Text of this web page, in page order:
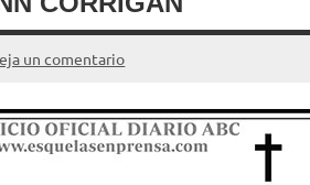
un comentario